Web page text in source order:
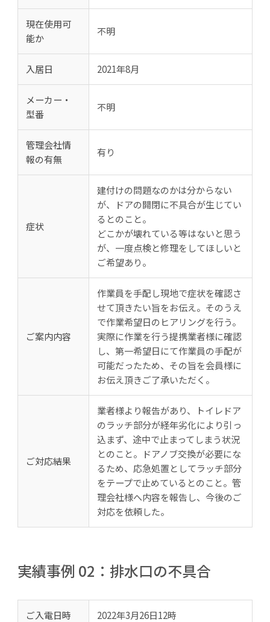
現在使用可
能か
不明
入居日 2021年8月
メーカー・
型番
不明
管理会社情
報の有無
有り
症状
建付けの問題なのかは分からない
が、ドアの開閉に不具合が生じてい
るとのこと。
どこかが壊れている等はないと思う
が、一度点検と修理をしてほしいと
ご希望あり。
ご案内内容
作業員を手配し現地で症状を確認さ
せて頂きたい旨をお伝え。そのうえ
で作業希望日のヒアリングを行う。
実際に作業を行う提携業者様に確認
し、第一希望日にて作業員の手配が
可能だったため、その旨を会員様に
お伝え頂きご了承いただく。
ご対応結果
業者様より報告があり、トイレドア
のラッチ部分が経年劣化により引っ
込まず、途中で止まってしまう状況
とのこと。ドアノブ交換が必要にな
るため、応急処置としてラッチ部分
をテープで止めているとのこと。管
理会社様へ内容を報告し、今後のご
対応を依頼した。
実績事例 02：排水口の不具合
ご入電日時 2022年3月26日12時